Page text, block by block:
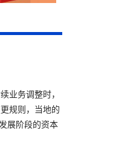
业务调整时，
规则，当地的
展阶段的资本